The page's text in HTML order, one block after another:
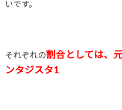
いです。
それぞれの割合としては、
ンタジスタ1